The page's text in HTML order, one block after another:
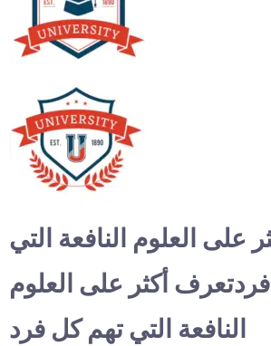
على العلوم النافعة التي
أكثر على العلوم
النافعة التي تهم كل فرد